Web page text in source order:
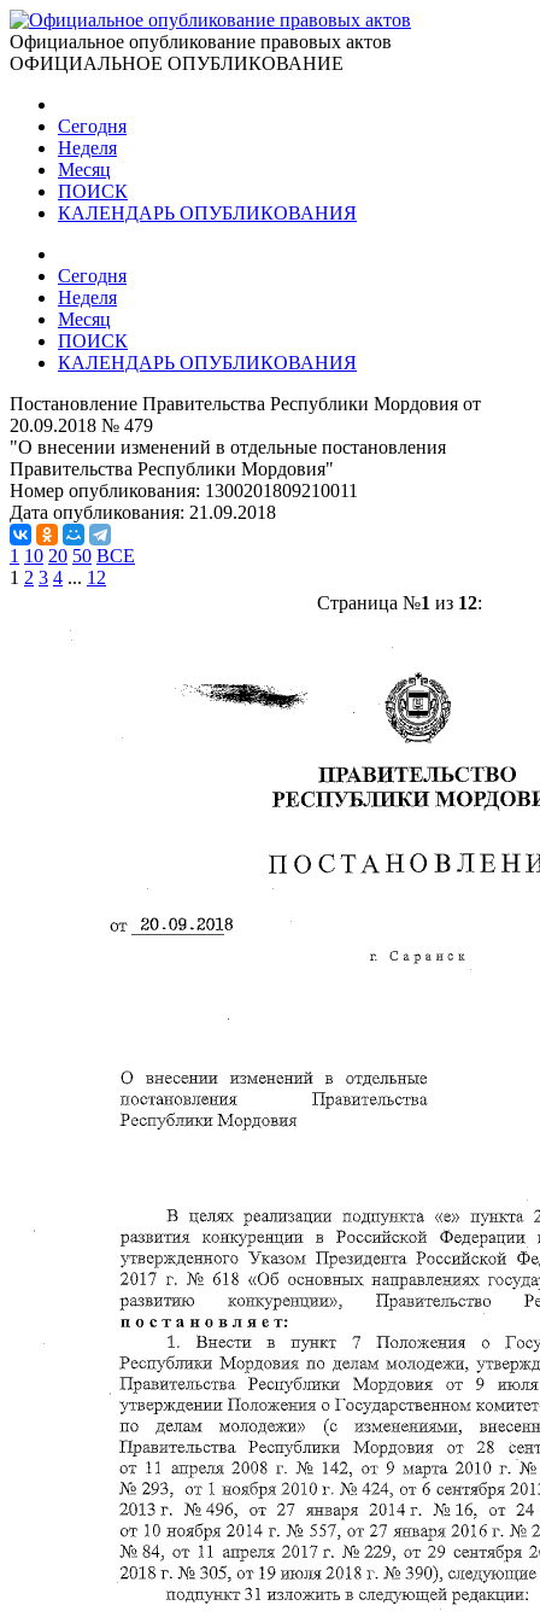
Официальное опубликование правовых актов
ОФИЦИАЛЬНОЕ ОПУБЛИКОВАНИЕ
Сегодня
Неделя
Месяц
ПОИСК
КАЛЕНДАРЬ ОПУБЛИКОВАНИЯ
Сегодня
Неделя
Месяц
ПОИСК
КАЛЕНДАРЬ ОПУБЛИКОВАНИЯ
Постановление Правительства Республики Мордовия от
20.09.2018 № 479
"О внесении изменений в отдельные постановления
Правительства Республики Мордовия"
Номер опубликования: 1300201809210011
Дата опубликования: 21.09.2018
1 10 20 50 ВСЕ
1 2 3 4 ... 12
Страница №1 из 12: